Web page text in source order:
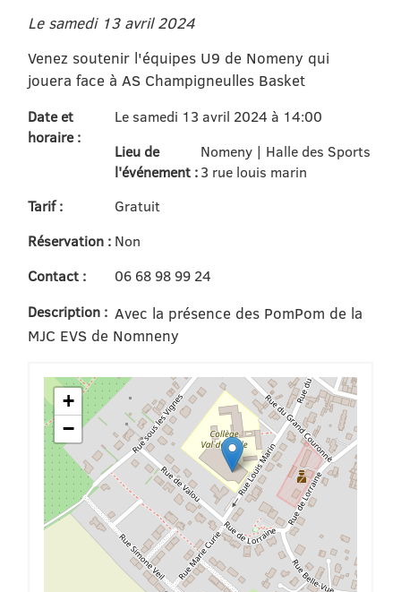
Le samedi 13 avril 2024
Venez soutenir l'équipes U9 de Nomeny qui
jouera face à AS Champigneulles Basket
Date et
horaire :
Le samedi 13 avril 2024 à 14:00
Lieu de
l'événement :
Nomeny | Halle des Sports
3 rue louis marin
Tarif :
Gratuit
Réservation : Non
Contact :
06 68 98 99 24
Description : Avec la présence des PomPom de la
MJC EVS de Nomneny
+
−